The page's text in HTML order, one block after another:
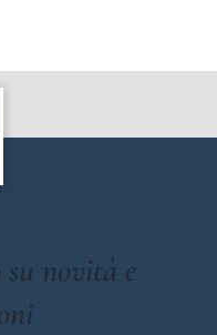
novità e